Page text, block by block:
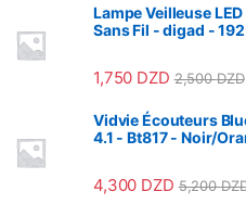
Lampe Veilleuse
Sans Fil - digad -
1,750 DZD 2,500DZD
Vidvie Écouteurs
4.1 - Bt817 - Noir/
4,300 DZD 5,200